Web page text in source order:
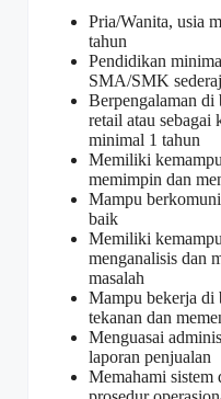
Pria/Wanita, usia
tahun
Pendidikan
SMA/SMK
Berpengalaman di
retail atau sebagai
minimal 1 tahun
Memiliki
memimpin dan
Mampu
baik
Memiliki
menganalisis dan
masalah
Mampu bekerja di
tekanan dan
Menguasai
laporan penjualan
Memahami sistem